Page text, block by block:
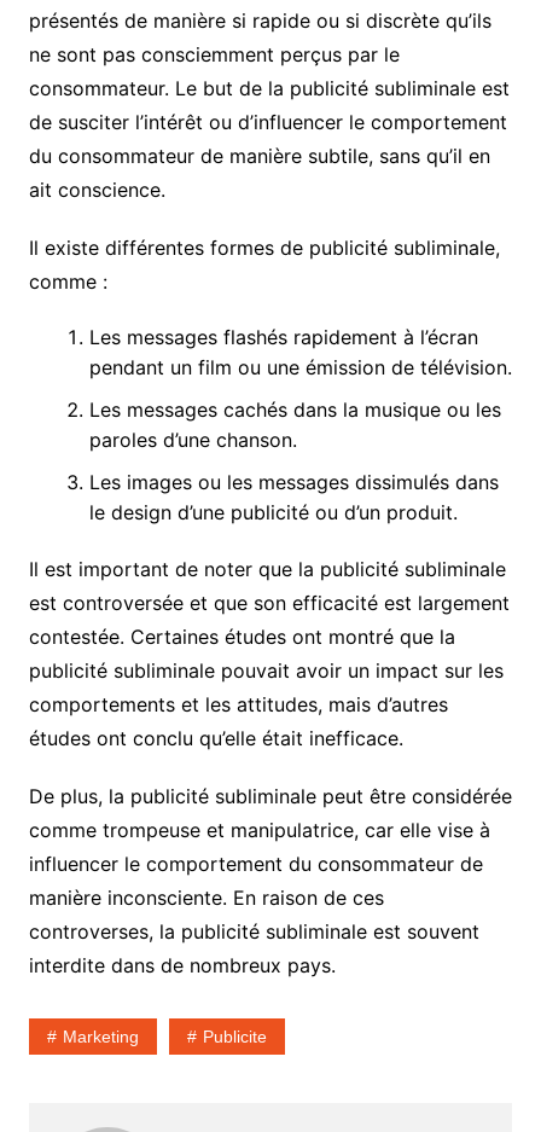
présentés de manière si rapide ou si discrète qu’ils
ne sont pas consciemment perçus par le
consommateur. Le but de la publicité subliminale est
de susciter l’intérêt ou d’influencer le comportement
du consommateur de manière subtile, sans qu’il en
ait conscience.
Il existe différentes formes de publicité subliminale,
comme :
Les messages flashés rapidement à l’écran
pendant un film ou une émission de télévision.
Les messages cachés dans la musique ou les
paroles d’une chanson.
Les images ou les messages dissimulés dans
le design d’une publicité ou d’un produit.
Il est important de noter que la publicité subliminale
est controversée et que son efficacité est largement
contestée. Certaines études ont montré que la
publicité subliminale pouvait avoir un impact sur les
comportements et les attitudes, mais d’autres
études ont conclu qu’elle était inefficace.
De plus, la publicité subliminale peut être considérée
comme trompeuse et manipulatrice, car elle vise à
influencer le comportement du consommateur de
manière inconsciente. En raison de ces
controverses, la publicité subliminale est souvent
interdite dans de nombreux pays.
Marketing Publicite